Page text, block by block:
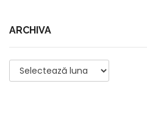
ARCHIVA
Archiva